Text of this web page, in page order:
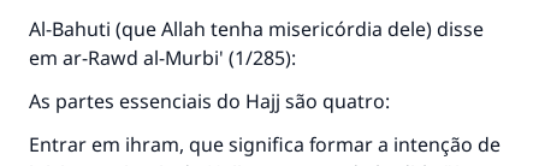
Al-Bahuti (que Allah tenha misericórdia dele) disse
em ar-Rawd al-Murbi' (1/285):
As partes essenciais do Hajj são quatro:
Entrar em ihram, que significa formar a intenção de